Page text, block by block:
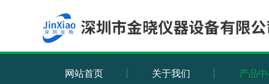
网站首页 关于我们 产品